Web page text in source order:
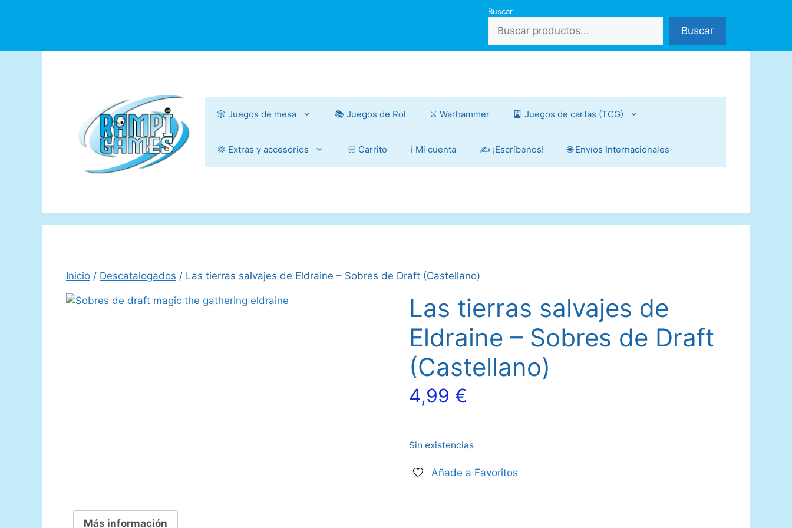
Buscar
Buscar
🎲 Juegos de mesa 📚 Juegos de Rol ⚔️ Warhammer 🎴 Juegos de cartas (TCG)
💢 Extras y accesorios 🛒 Carrito ℹ️ Mi cuenta ✍️ ¡Escríbenos! 🌐 Envíos Internacionales
Inicio / Descatalogados / Las tierras salvajes de Eldraine – Sobres de Draft (Castellano)
Las tierras salvajes de
Eldraine – Sobres de Draft
(Castellano)
4,99 €
Sin existencias
Añade a Favoritos
Más información